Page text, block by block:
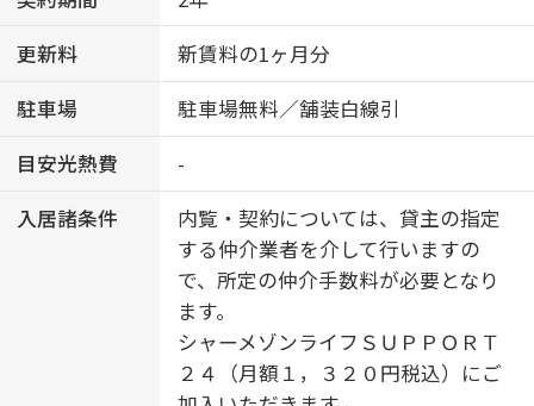
更新料
新賃料の1ヶ月分
駐車場
駐車場無料／舗装白線引
目安光熱費
-
入居諸条件
内覧・契約については、貸主の指定
する仲介業者を介して行いますの
で、所定の仲介手数料が必要となり
ます。
シャーメゾンライフＳＵＰＰＯＲＴ
２４（月額１，３２０円税込）にご